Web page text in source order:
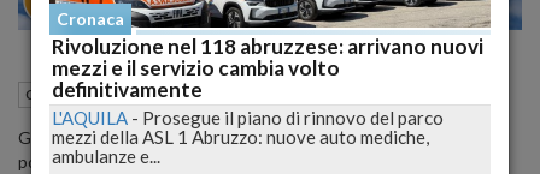
Cronaca L'Aquila (AQ)
Gli impianti di riscaldamento nel territorio comunale dell'Aquila
potranno essere accesi in anticipo, a partire dal lunedi' 29
Cronaca
Rivoluzione nel 118 abruzzese: arrivano nuovi
mezzi e il servizio cambia volto
definitivamente
L'AQUILA - Prosegue il piano di rinnovo del parco
mezzi della ASL 1 Abruzzo: nuove auto mediche,
ambulanze e...